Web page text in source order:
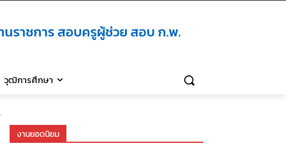
นราชการ สอบครูผู้ช่วย สอบ ก.พ.
วุฒิการศึกษา
งานยอดนิยม